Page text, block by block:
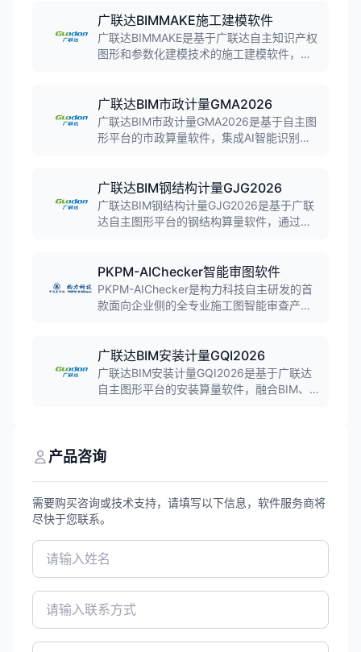
意到施工图的全流程数字化设计。
广联达BIMMAKE施工建模软件
广联达BIMMAKE是基于广联达自主知识产权
图形和参数化建模技术的施工建模软件，聚
体排布等功能，实现一模多用。
广联达BIM市政计量GMA2026
广联达BIM市政计量GMA2026是基于自主图
形平台的市政算量软件，集成AI智能识别与
量与成本分析。
广联达BIM钢结构计量GJG2026
广联达BIM钢结构计量GJG2026是基于广联
达自主图形平台的钢结构算量软件，通过
化节点、智能布置等功能。
PKPM-AIChecker智能审图软件
PKPM-AIChecker是构力科技自主研发的首
款面向企业侧的全专业施工图智能审查产
图，实现规范强条审查、跨专业交圈审查等
功能。
广联达BIM安装计量GQI2026
广联达BIM安装计量GQI2026是基于广联达
自主图形平台的安装算量软件，融合BIM、
产品咨询
需要购买咨询或技术支持，请填写以下信息，软件服务商将
尽快于您联系。